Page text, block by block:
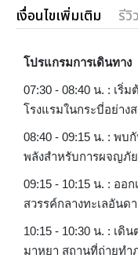
เงื่อนไขเพิ่มเติม รีวิ
โปรแกรมการเดินทาง
07:30 - 08:40 น. : เริ่
โรงแรมในกระบี่อย่าง
08:40 - 09:15 น. : พบ
พลังสำหรับการผจญภั
09:15 - 10:15 น. : ออ
สวรรค์กลางทะเลอัน
10:15 - 10:30 น. : เดิ
มาหยา สถานที่ถ่ายทำภ